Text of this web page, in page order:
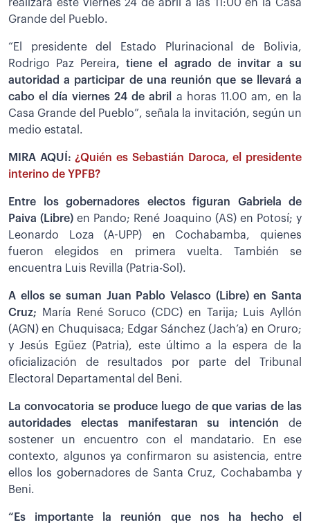
realizará este viernes 24 de abril a las 11:00 en la Casa
Grande del Pueblo.
“El presidente del Estado Plurinacional de Bolivia,
Rodrigo Paz Pereira, tiene el agrado de invitar a su
autoridad a participar de una reunión que se llevará a
cabo el día viernes 24 de abril
a horas 11.00 am, en la
Casa Grande del Pueblo”, señala la invitación, según un
medio estatal.
MIRA AQUÍ:¿Quién es Sebastián Daroca, el presidente
interino de YPFB?
Entre los gobernadores electos figuran Gabriela de
Paiva (Libre) en Pando; René Joaquino (AS) en Potosí; y
Leonardo Loza (A-UPP) en Cochabamba, quienes
fueron elegidos en primera vuelta. También se
encuentra Luis Revilla (Patria-Sol).
A ellos se suman Juan Pablo Velasco (Libre) en Santa
Cruz; María René Soruco (CDC) en Tarija; Luis Ayllón
(AGN) en Chuquisaca; Edgar Sánchez (Jach’a) en Oruro;
y Jesús Egüez (Patria), este último a la espera de la
oficialización de resultados por parte del Tribunal
Electoral Departamental del Beni.
La convocatoria se produce luego de que varias de las
autoridades electas manifestaran su intención de
sostener un encuentro con el mandatario. En ese
contexto, algunos ya confirmaron su asistencia, entre
ellos los gobernadores de Santa Cruz, Cochabamba y
Beni.
“Es importante la reunión que nos ha hecho el